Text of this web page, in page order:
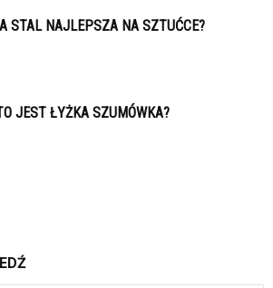
STAL NAJLEPSZA NA SZTUĆCE?
JEST ŁYŻKA SZUMÓWKA?